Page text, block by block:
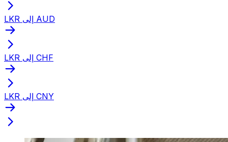
LKR إلى AUD
LKR إلى CHF
LKR إلى CNY